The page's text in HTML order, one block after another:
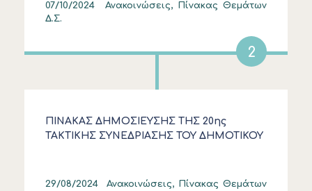
07/10/2024 Ανακοινώσεις, Πίνακας Θεμάτων
Δ.Σ.
2
ΠΙΝΑΚΑΣ ΔΗΜΟΣΙΕΥΣΗΣ ΤΗΣ 20ης
ΤΑΚΤΙΚΗΣ ΣΥΝΕΔΡΙΑΣΗΣ ΤΟΥ ΔΗΜΟΤΙΚΟΥ
29/08/2024 Ανακοινώσεις, Πίνακας Θεμάτων